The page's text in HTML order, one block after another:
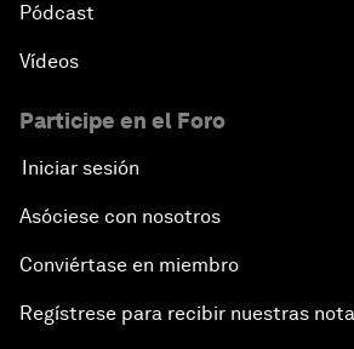
Pódcast
Vídeos
Participe en el Foro
Iniciar sesión
Asóciese con nosotros
Conviértase en miembro
Regístrese para recibir nuestras